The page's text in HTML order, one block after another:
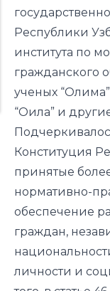
Республики
института по
гражданского
ученых
“Оила” и
Конституция
принятые
нормативно-
обеспечение
граждан,
личности и